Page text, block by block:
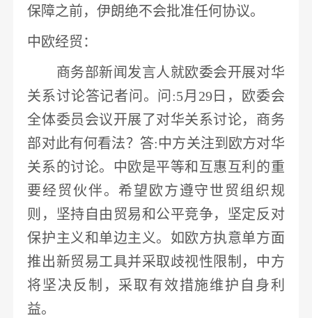
保障之前，伊朗绝不会批准任何协议。
中欧经贸 ：
商务部新闻发言人就欧委会开展对华
关系讨论答记者问。问 :5月29日，欧委会
全体委员会议开展了对华关系讨论，商务
部对此有何看法？答:中方关注到欧方对华
关系的讨论。中欧是平等和互惠互利的重
要经贸伙伴。希望欧方遵守世贸组织规
则，坚持自由贸易和公平竞争，坚定反对
保护主义和单边主义。 如欧方执意单方面
推出新贸易工具并采取歧视性限制，中方
将坚决反制 ，采取有效措施维护自身利
益。